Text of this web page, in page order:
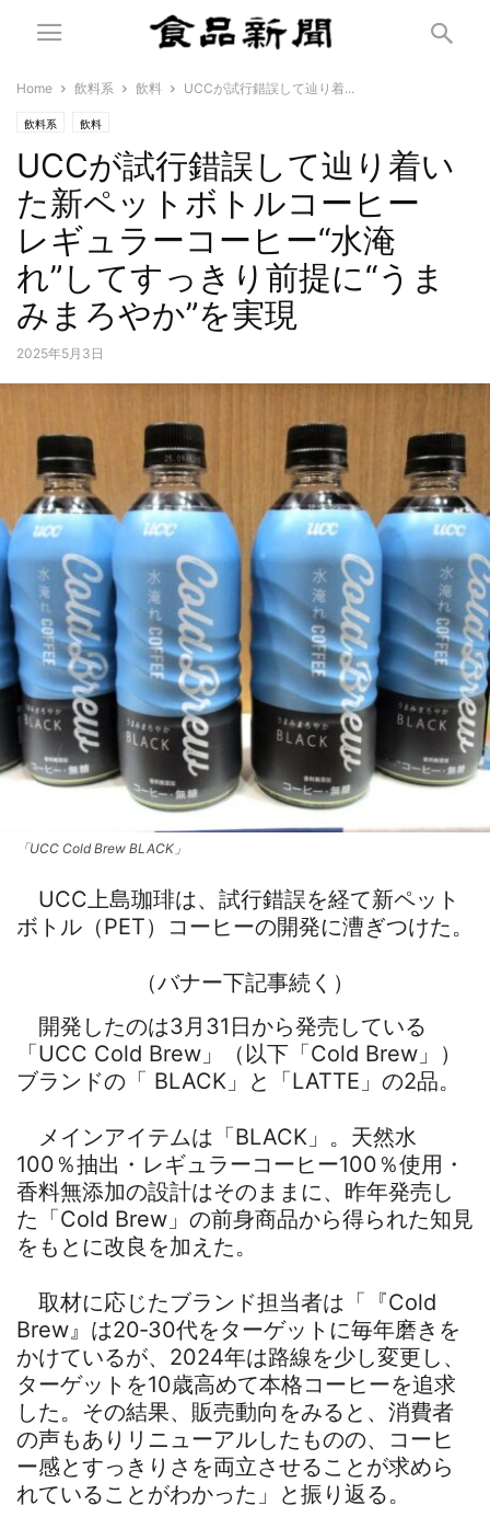
Home 飲料系 飲料 UCCが試行錯誤して辿り着...
飲料系 飲料
UCCが試行錯誤して辿り着い
た新ペットボトルコーヒー
レギュラーコーヒー“水淹
れ”してすっきり前提に“うま
みまろやか”を実現
2025年5月3日
「UCC Cold Brew BLACK」
UCC上島珈琲は、試行錯誤を経て新ペット
ボトル（PET）コーヒーの開発に漕ぎつけた。
（バナー下記事続く）
開発したのは3月31日から発売している
「UCC Cold Brew」（以下「Cold Brew」）
ブランドの「 BLACK」と「LATTE」の2品。
メインアイテムは「BLACK」。天然水
100％抽出・レギュラーコーヒー100％使用・
香料無添加の設計はそのままに、昨年発売し
た「Cold Brew」の前身商品から得られた知見
をもとに改良を加えた。
取材に応じたブランド担当者は「『Cold
Brew』は20‐30代をターゲットに毎年磨きを
かけているが、2024年は路線を少し変更し、
ターゲットを10歳高めて本格コーヒーを追求
した。その結果、販売動向をみると、消費者
の声もありリニューアルしたものの、コーヒ
ー感とすっきりさを両立させることが求めら
れていることがわかった」と振り返る。